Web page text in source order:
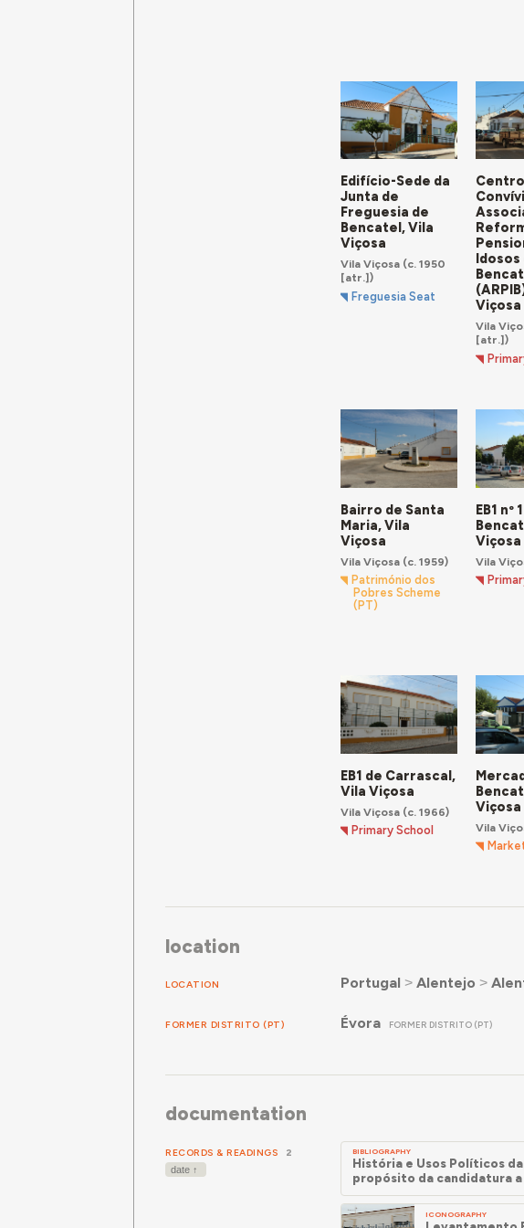
Edifício-Sede da
Junta de
Freguesia de
Bencatel, Vila
Viçosa
Vila Viçosa(c. 1950
[atr.])
Freguesia Seat
Idosos
Viçosa
Vila
[atr.])
Bairro de Santa
Maria, Vila
Viçosa
Vila Viçosa(c. 1959)
Património dos
Pobres Scheme
(PT)
EB1 nº
Viçosa
Vila
EB1 de Carrascal,
Vila Viçosa
Vila Viçosa(c. 1966)
Primary School
Viçosa
Vila
location
LOCATION Portugal ˃ Alentejo ˃
FORMER DISTRITO (PT) Évora FORMER DISTRITO (PT)
documentation
RECORDS & READINGS 2 BIBLIOGRAPHY
História e Usos Políticos
propósito da candidatura
ICONOGRAPHY